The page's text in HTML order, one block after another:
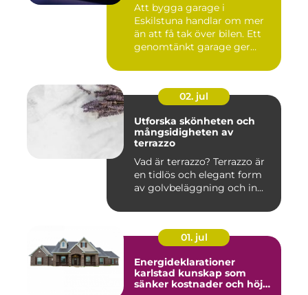
Att bygga garage i
Eskilstuna handlar om mer
än att få tak över bilen. Ett
genomtänkt garage ger
02. jul
Utforska skönheten och
mångsidigheten av
terrazzo
Vad är terrazzo? Terrazzo är
en tidlös och elegant form
av golvbeläggning och in...
01. jul
Energideklarationer
karlstad kunskap som
sänker kostnader och höjer